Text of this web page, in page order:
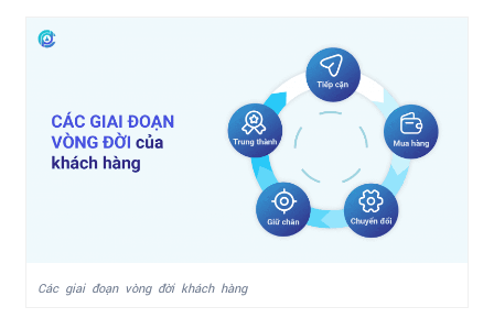
Các giai đoạn vòng đời khách hàng